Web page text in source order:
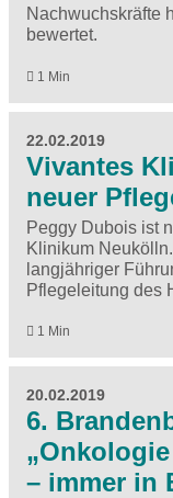
Nachwuchskräfte
bewertet.
1 Min
22.02.2019
Vivantes
neuer
Peggy Dubois ist
Klinikum
langjähriger
Pflegeleitung des
1 Min
20.02.2019
6.
– immer in